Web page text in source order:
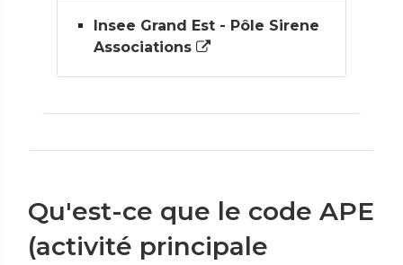
Insee Grand Est - Pôle Sirene
Associations
Qu'est-ce que le code APE
(activité principale